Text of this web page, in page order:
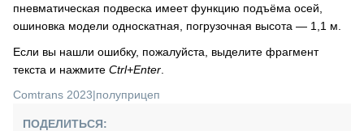
пневматическая подвеска имеет функцию подъёма осей,
ошиновка модели односкатная, погрузочная высота — 1,1 м.
Если вы нашли ошибку, пожалуйста, выделите фрагмент
текста и нажмите Ctrl+Enter
Comtrans 2023|полуприцеп
ПОДЕЛИТЬСЯ: